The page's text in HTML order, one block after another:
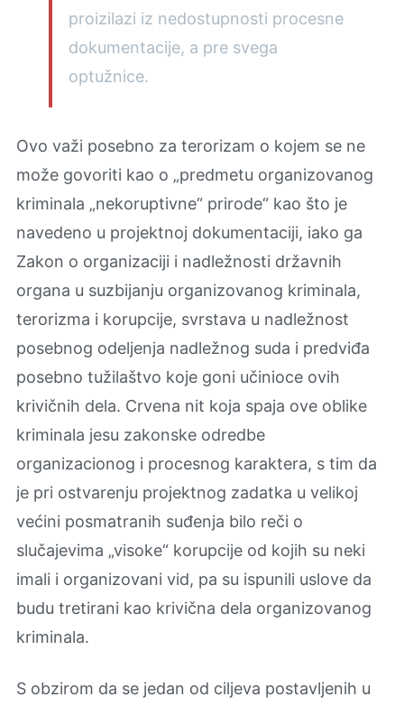
proizilazi iz nedostupnosti procesne
dokumentacije, a pre svega
optužnice.
Ovo važi posebno za terorizam o kojem se ne
može govoriti kao o „predmetu organizovanog
kriminala „nekoruptivne“ prirode“ kao što je
navedeno u projektnoj dokumentaciji, iako ga
Zakon o organizaciji i nadležnosti državnih
organa u suzbijanju organizovanog kriminala,
terorizma i korupcije, svrstava u nadležnost
posebnog odeljenja nadležnog suda i predviđa
posebno tužilaštvo koje goni učinioce ovih
krivičnih dela. Crvena nit koja spaja ove oblike
kriminala jesu zakonske odredbe
organizacionog i procesnog karaktera, s tim da
je pri ostvarenju projektnog zadatka u velikoj
većini posmatranih suđenja bilo reči o
slučajevima „visoke“ korupcije od kojih su neki
imali i organizovani vid, pa su ispunili uslove da
budu tretirani kao krivična dela organizovanog
kriminala.
S obzirom da se jedan od ciljeva postavljenih u